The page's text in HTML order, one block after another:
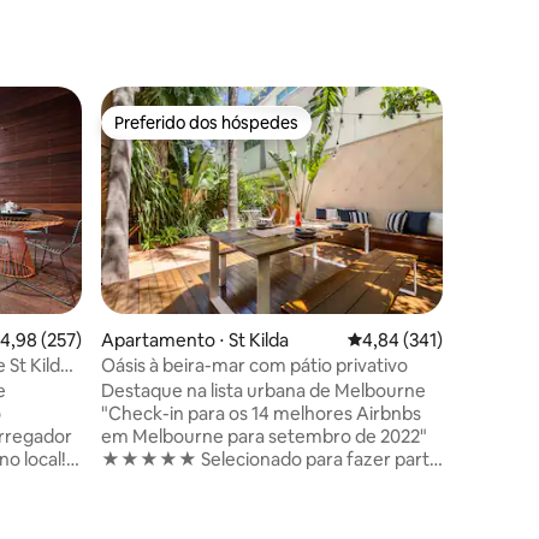
hóspedes
de uma avaliação média de 5, 257 avaliações
4,98 (257)
Kilda
local!
Preferido dos hóspedes
Preferido dos hóspedes
Apartamento ⋅ St Kilda 4,84 de uma avaliação
4,84 (341)
Oásis à beira-mar com pátio privativo
Destaque na lista urbana de Melbourne
"Check-in para os 14 melhores Airbnbs
em Melbourne para setembro de 2022"
★★★★★ Selecionado para fazer parte